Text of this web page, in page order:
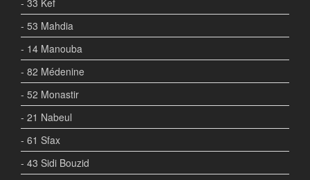
- 33 Kef
- 53 Mahdia
- 14 Manouba
- 82 Médenine
- 52 Monastir
- 21 Nabeul
- 61 Sfax
- 43 Sidi Bouzid